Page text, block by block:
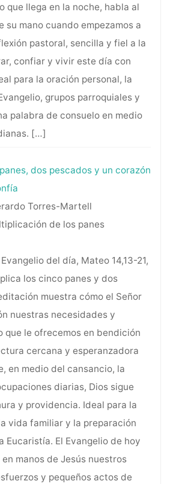
que llega en la noche, habla al
su mano cuando empezamos a
pastoral, sencilla y fiel a la
confiar y vivir este día con
para la oración personal, la
grupos parroquiales y
palabra de consuelo en medio
[…]
dos pescados y un corazón
Torres-Martell
de los panes
del día, Mateo 14,13-21,
los cinco panes y dos
muestra cómo el Señor
nuestras necesidades y
que le ofrecemos en bendición
cercana y esperanzadora
en medio del cansancio, la
diarias, Dios sigue
y providencia. Ideal para la
vida familiar y la preparación
Eucaristía. El Evangelio de hoy
manos de Jesús nuestros
y pequeños actos de